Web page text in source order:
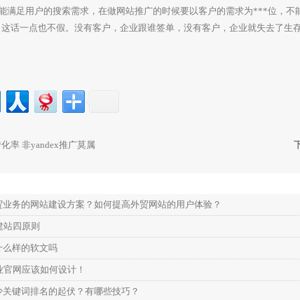
用户的搜索需求，在做网站推广的时候要以客户的需求为***位，不能
一点也不假。没有客户，企业跟谁签单，没有客户，企业就失去了生
率 非yandex推广莫属
务的网站建设方案？如何提高外贸网站的用户体验？
站四原则
么样的软文吗
网应该如何设计！
键词排名的起伏？有哪些技巧？